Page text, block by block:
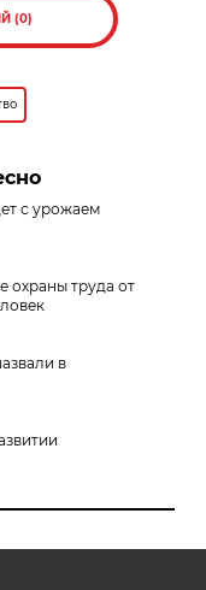
(0)
с урожаем
охраны труда от
в